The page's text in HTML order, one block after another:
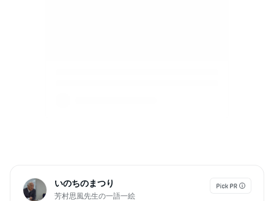
いのちのまつり
芳村思風先生の一語一絵